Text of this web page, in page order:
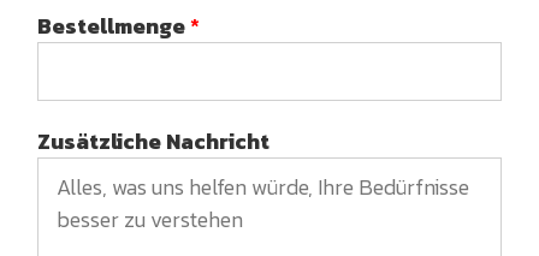
Bestellmenge*
Zusätzliche Nachricht